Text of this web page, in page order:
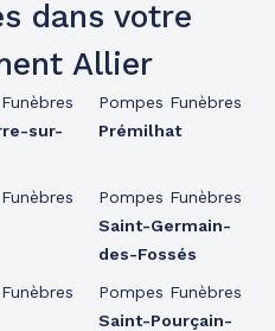
dans votre
Allier
sur-
Pompes Funèbres
Prémilhat
Pompes Funèbres
Saint-Germain-
des-Fossés
Pompes Funèbres
Saint-Pourçain-